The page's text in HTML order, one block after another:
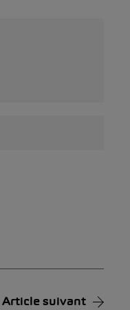
Article suivant